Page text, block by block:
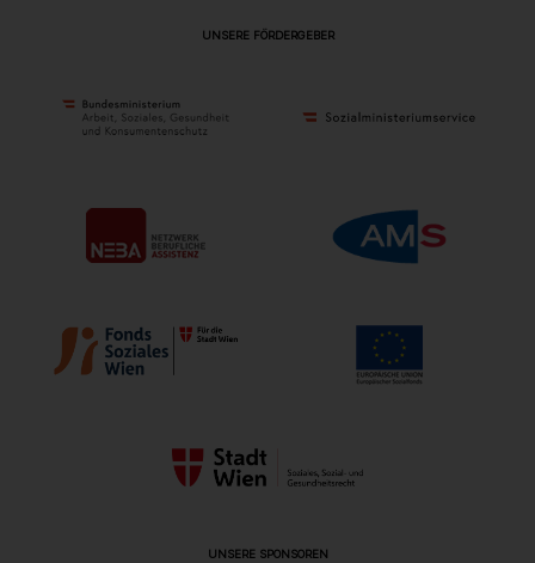
UNSERE FÖRDERGEBER
UNSERE SPONSOREN